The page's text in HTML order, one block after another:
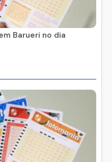
Barueri no dia